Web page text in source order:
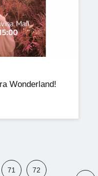
Wonderland!
71 72